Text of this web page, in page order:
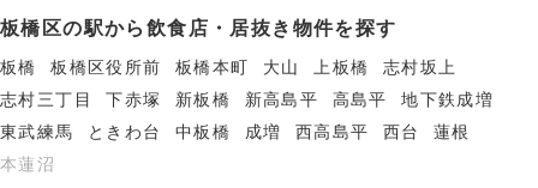
板橋区の駅から飲食店・居抜き物件を探す
板橋 板橋区役所前 板橋本町 大山 上板橋
志村坂上
志村三丁目
下赤塚 新板橋 新高島平 高島平
地下鉄成増
東武練馬
ときわ台 中板橋 成増 西高島平 西台
蓮根
本蓮沼